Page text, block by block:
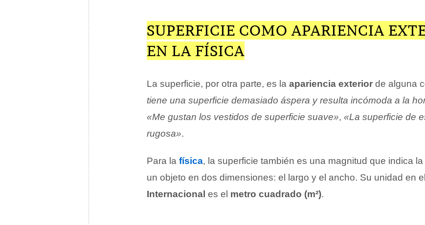
SUPERFICIE COMO APARIENCIA
EN LA FÍSICA
La superficie, por otra parte, es la apariencia exterior de alguna
tiene una superficie demasiado áspera y resulta incómoda a la
«Me gustan los vestidos de superficie suave», «La superficie de
rugosa».
Para la física, la superficie también es una magnitud que indica
un objeto en dos dimensiones: el largo y el ancho. Su unidad en el
Internacional es el metro cuadrado (m²).